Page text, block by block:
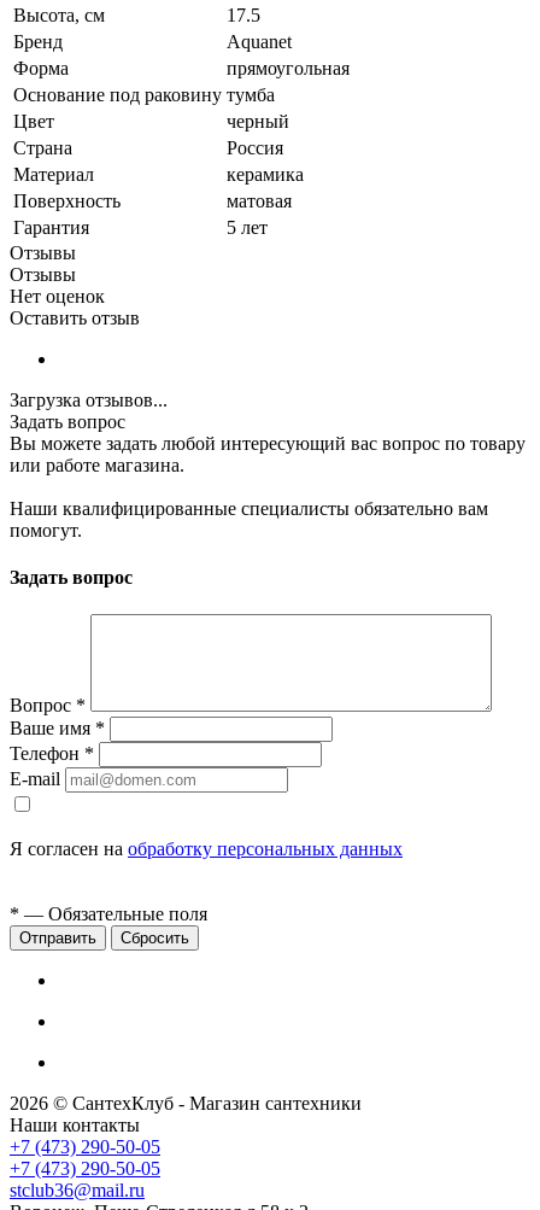
Высота, см
17.5
Бренд
Aquanet
Форма
прямоугольная
Основание под раковину тумба
Цвет
черный
Страна
Россия
Материал
керамика
Поверхность
матовая
Гарантия
5 лет
Отзывы
Отзывы
Нет оценок
Оставить отзыв
Загрузка отзывов...
Задать вопрос
Вы можете задать любой интересующий вас вопрос по товару
или работе магазина.
Наши квалифицированные специалисты обязательно вам
помогут.
Задать вопрос
Вопрос *
Ваше имя *
Телефон *
E-mail
Я согласен на обработку персональных данных
* — Обязательные поля
Сбросить
2026 © СантехКлуб - Магазин сантехники
Наши контакты
+7 (473) 290-50-05
+7 (473) 290-50-05
stclub36@mail.ru